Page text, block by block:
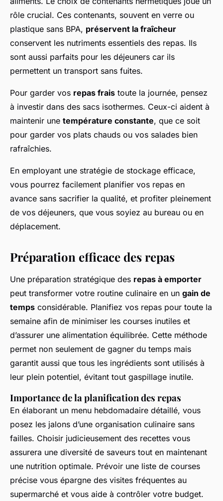
rôle crucial. Ces contenants, souvent en verre ou
plastique sans BPA, préservent la fraîcheur
conservent les nutriments essentiels des repas. Ils
sont aussi parfaits pour les déjeuners car ils
permettent un transport sans fuites.
Pour garder vos repas frais toute la journée, pensez
à investir dans des sacs isothermes. Ceux-ci aident à
maintenir une température constante, que ce soit
pour garder vos plats chauds ou vos salades bien
rafraîchies.
En employant une stratégie de stockage efficace,
vous pourrez facilement planifier vos repas en
avance sans sacrifier la qualité, et profiter pleinement
de vos déjeuners, que vous soyiez au bureau ou en
déplacement.
Préparation efficace des repas
Une préparation stratégique des repas à emporter
peut transformer votre routine culinaire en un gain de
temps considérable. Planifiez vos repas pour toute la
semaine afin de minimiser les courses inutiles et
d’assurer une alimentation équilibrée. Cette méthode
permet non seulement de gagner du temps mais
garantit aussi que tous les ingrédients sont utilisés à
leur plein potentiel, évitant tout gaspillage inutile.
Importance de la planification des repas
En élaborant un menu hebdomadaire détaillé, vous
posez les jalons d’une organisation culinaire sans
failles. Choisir judicieusement des recettes vous
assurera une diversité de saveurs tout en maintenant
une nutrition optimale. Prévoir une liste de courses
précise vous épargne des visites fréquentes au
supermarché et vous aide à contrôler votre budget.